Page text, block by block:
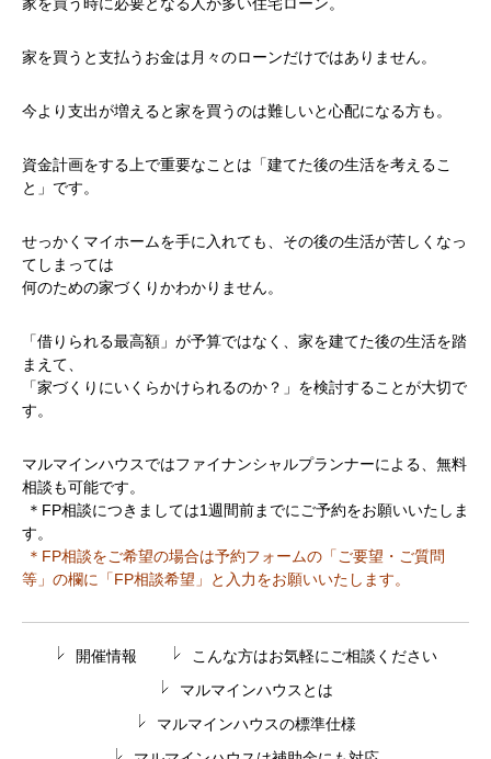
家を買うと支払うお金は月々のローンだけではありません。
今より支出が増えると家を買うのは難しいと心配になる方も。
資金計画をする上で重要なことは「建てた後の生活を考えるこ
と」です。
せっかくマイホームを手に入れても、その後の生活が苦しくなっ
てしまっては
何のための家づくりかわかりません。
「借りられる最高額」が予算ではなく、家を建てた後の生活を踏
まえて、
「家づくりにいくらかけられるのか？」を検討することが大切で
す。
マルマインハウスではファイナンシャルプランナーによる、無料
相談も可能です。
＊FP相談につきましては1週間前までにご予約をお願いいたしま
す。
＊FP相談をご希望の場合は予約フォームの「ご要望・ご質問
等」の欄に「FP相談希望」と入力をお願いいたします。
開催情報
こんな方はお気軽にご相談ください
マルマインハウスとは
マルマインハウスの標準仕様